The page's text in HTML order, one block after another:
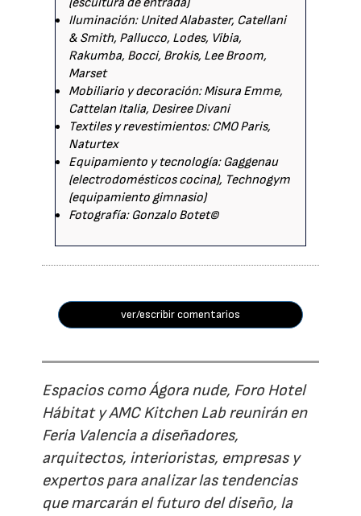
Iluminación: United Alabaster, Catellani
& Smith, Pallucco, Lodes, Vibia,
Rakumba, Bocci, Brokis, Lee Broom,
Marset
Mobiliario y decoración: Misura Emme,
Cattelan Italia, Desiree Divani
Textiles y revestimientos: CMO Paris,
Naturtex
Equipamiento y tecnología: Gaggenau
(electrodomésticos cocina), Technogym
(equipamiento gimnasio)
Fotografía: Gonzalo Botet©
ver/escribir comentarios
Espacios como Ágora nude, Foro Hotel
Hábitat y AMC Kitchen Lab reunirán en
Feria Valencia a diseñadores,
arquitectos, interioristas, empresas y
expertos para analizar las tendencias
que marcarán el futuro del diseño, la